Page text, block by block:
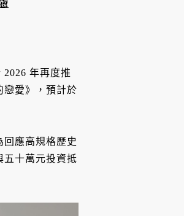
年再度推
戀愛》，預計於
應高規格歷史
五十萬元投資抵